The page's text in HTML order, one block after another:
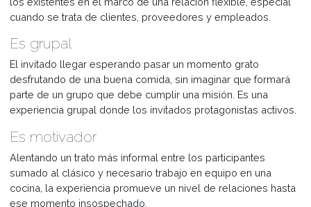
los asistentes son organizados en subgrupos que
entrada, el plato principal, los petit fours y el pan que
mismos degustarán.
Es fidelizador
Es una oportunidad fantástica para generar una corriente
simpatía hacia la empresa, crear nuevos vínculos y
cuando se trata de clientes, proveedores y empleados.
Es grupal
El invitado llegar esperando pasar un momento grato